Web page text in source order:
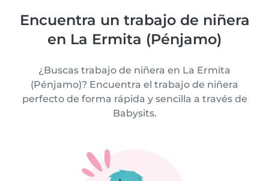
Encuentra un trabajo de niñera
en La Ermita (Pénjamo)
¿Buscas trabajo de niñera en La Ermita
(Pénjamo)? Encuentra el trabajo de niñera
perfecto de forma rápida y sencilla a través de
Babysits.